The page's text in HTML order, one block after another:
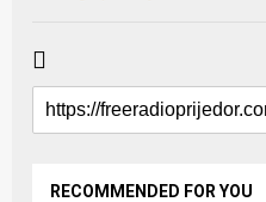
RECOMMENDED FOR YOU